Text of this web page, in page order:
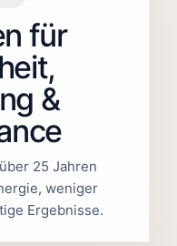
für
&
25 Jahren
weniger
Ergebnisse.